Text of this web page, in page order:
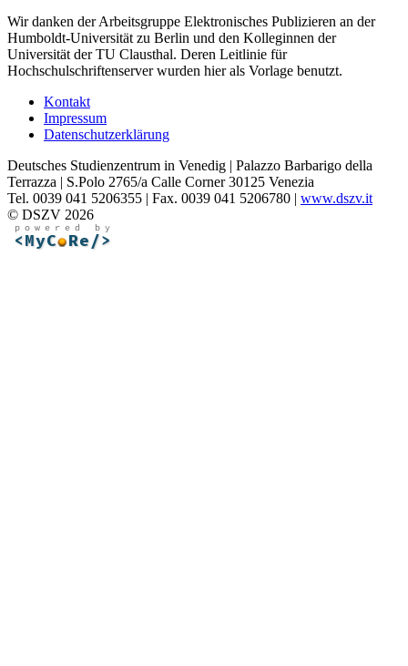
Wir danken der Arbeitsgruppe Elektronisches Publizieren an der
Humboldt-Universität zu Berlin und den Kolleginnen der
Universität der TU Clausthal. Deren Leitlinie für
Hochschulschriftenserver wurden hier als Vorlage benutzt.
Kontakt
Impressum
Datenschutzerklärung
Deutsches Studienzentrum in Venedig | Palazzo Barbarigo della
Terrazza | S.Polo 2765/a Calle Corner 30125 Venezia
Tel. 0039 041 5206355 | Fax. 0039 041 5206780 | www.dszv.it
© DSZV 2026